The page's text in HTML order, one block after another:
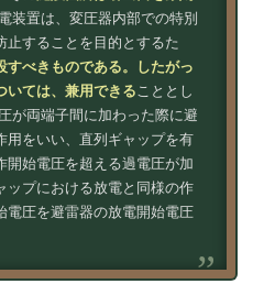
装置は、変圧器内部での特別
止することを目的とするた
すべきものである。したがっ
いては、兼用できる こととし
が両端子間に加わった際に避
用をいい、直列ギャップを有
開始電圧を超える過電圧が加
ップにおける放電と同様の作
電圧を避雷器の放電開始電圧